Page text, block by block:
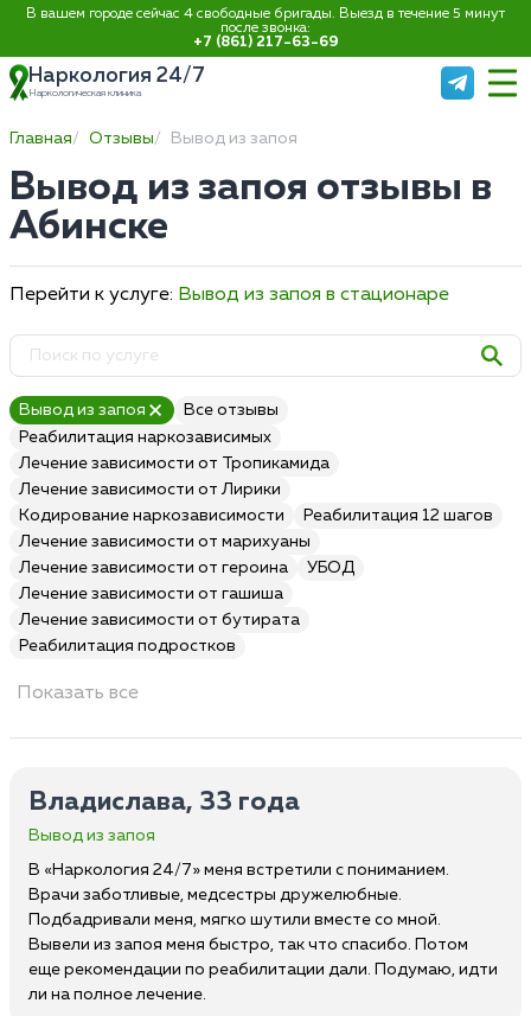
В вашем городе сейчас 4 свободные бригады. Выезд в течение 5 минут
после звонка:
+7 (861) 217-63-69
Наркология 24/7
Наркологическая клиника
Главная Отзывы Вывод из запоя
Вывод из запоя отзывы в
Абинске
Перейти к услуге: Вывод из запоя в стационаре
Вывод из запоя
Все отзывы
Реабилитация наркозависимых
Лечение зависимости от Тропикамида
Лечение зависимости от Лирики
Кодирование наркозависимости
Реабилитация 12 шагов
Лечение зависимости от марихуаны
Лечение зависимости от героина
УБОД
Лечение зависимости от гашиша
Лечение зависимости от бутирата
Реабилитация подростков
Показать все
Владислава, 33 года
Вывод из запоя
В «Наркология 24/7» меня встретили с пониманием.
Врачи заботливые, медсестры дружелюбные.
Подбадривали меня, мягко шутили вместе со мной.
Вывели из запоя меня быстро, так что спасибо. Потом
еще рекомендации по реабилитации дали. Подумаю, идти
ли на полное лечение.